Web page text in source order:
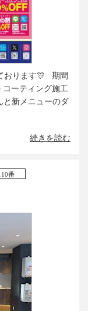
おります🎊 期間
コーティング施工
と新メニューのダ
続きを読む
番